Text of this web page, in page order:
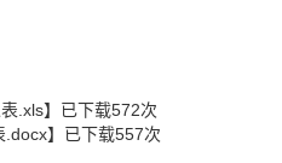
.xls】已下载572次
.docx】已下载557次